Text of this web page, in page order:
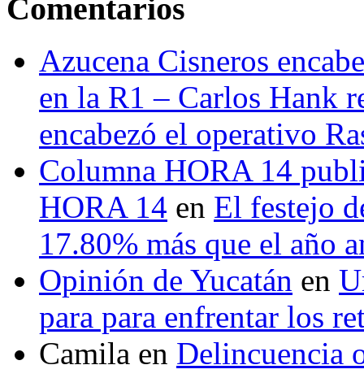
Comentarios
Azucena Cisneros
en la R1 – Carlos Hank
encabezó el operativo
Columna HORA 14
HORA 14 en El festejo
17.80% más que el año
Opinión de Yucatán en
para para enfrentar los
Camila en Delincuencia